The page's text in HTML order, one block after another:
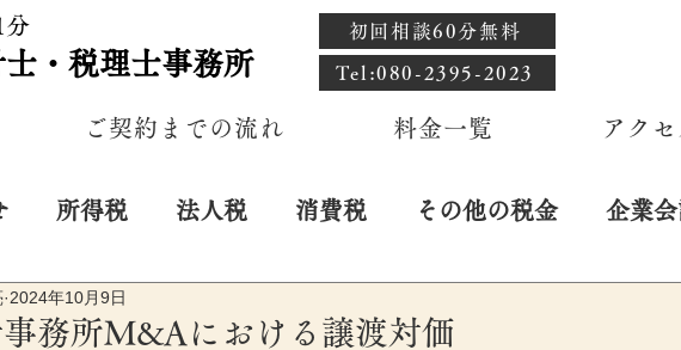
分
・税理士事務所
初回相談60分無料
​Tel:080-2395-2023
ご契約までの流れ 料金一覧 アクセ
所得税 法人税 消費税 その他の税金 企業
経営
務所M&Aにおける譲渡対価
2024年10月9日